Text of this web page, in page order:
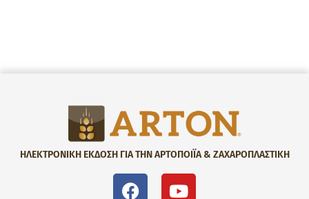
ΗΛΕΚΤΡΟΝΙΚΗ ΕΚΔΟΣΗ ΓΙΑ ΤΗΝ ΑΡΤΟΠΟΙΪΑ & ΖΑΧΑΡΟΠΛΑΣΤΙΚΗ